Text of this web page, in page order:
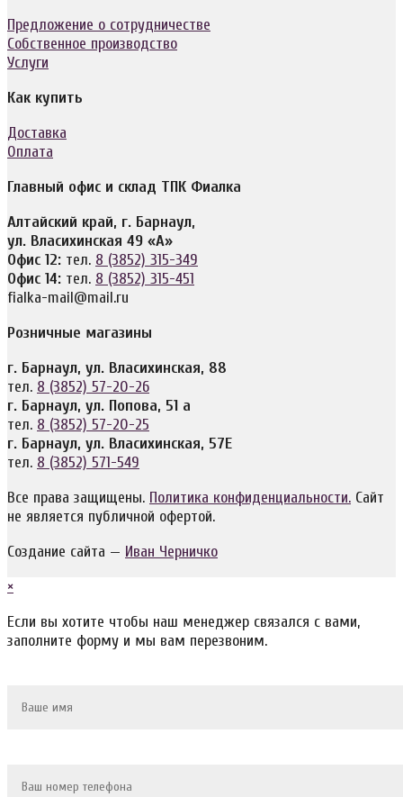
Предложение о сотрудничестве
Собственное производство
Услуги
Как купить
Доставка
Оплата
Главный офис и склад ТПК Фиалка
Алтайский край, г. Барнаул,
ул. Власихинская 49 «А»
Офис 12: тел. 8 (3852) 315-349
Офис 14: тел. 8 (3852) 315-451
fialka-mail@mail.ru
Розничные магазины
г. Барнаул, ул. Власихинская, 88
тел. 8 (3852) 57-20-26
г. Барнаул, ул. Попова, 51 а
тел. 8 (3852) 57-20-25
г. Барнаул, ул. Власихинская, 57Е
тел. 8 (3852) 571-549
Все права защищены. Политика конфиденциальности. Сайт
не является публичной офертой.
Создание сайта — Иван Черничко
×
Если вы хотите чтобы наш менеджер связался с вами,
заполните форму и мы вам перезвоним.